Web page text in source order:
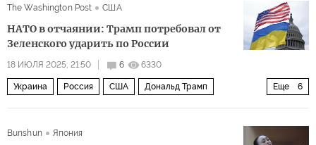
The Washington Post США
НАТО в отчаянии: Трамп потребовал от
Зеленского ударить по России
18 ИЮЛЯ 2025, 21:50 6 6330
Еще 6
Украина Россия США Дональд Трамп
СМИ Белый дом
Bunshun Япония